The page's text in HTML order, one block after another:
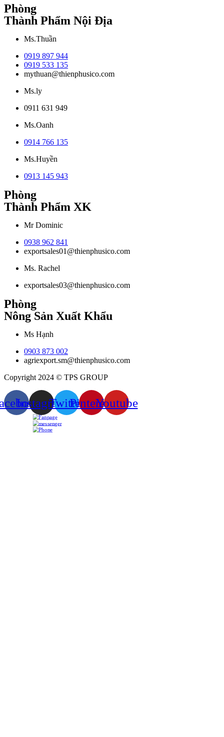
Phòng
Thành Phẩm Nội Địa
Ms.Thuần
0919 897 944
0919 533 135
mythuan@thienphusico.com
Ms.ly
0911 631 949
Ms.Oanh
0914 766 135
Ms.Huyền
0913 145 943
Phòng
Thành Phẩm XK
Mr Dominic
0938 962 841
exportsales01@thienphusico.com
Ms. Rachel
exportsales03@thienphusico.com
Phòng
Nông Sản Xuất Khẩu
Ms Hạnh
0903 873 002
agriexport.sm@thienphusico.com
Copyright 2024 © TPS GROUP
InstagramTwitterPinterestYoutube